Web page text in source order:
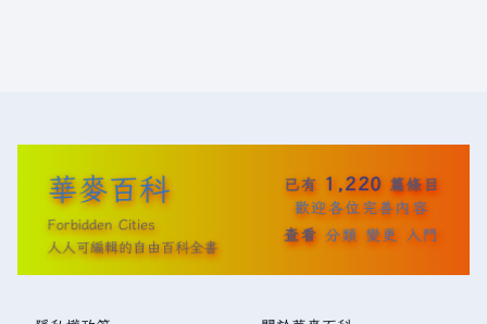
華麥百科
Forbidden Cities
人人可編輯的自由百科全書
已有 1,220 篇條目
歡迎各位完善內容
查看 分類 變更 入門